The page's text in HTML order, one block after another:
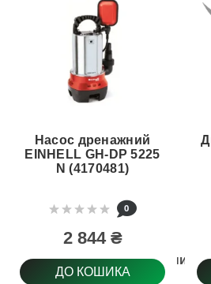
Електричний
Насос дренажний
EINHELL GH-DP 5225
N (4170481)
0
2 844 ₴
ДО КОШИКА